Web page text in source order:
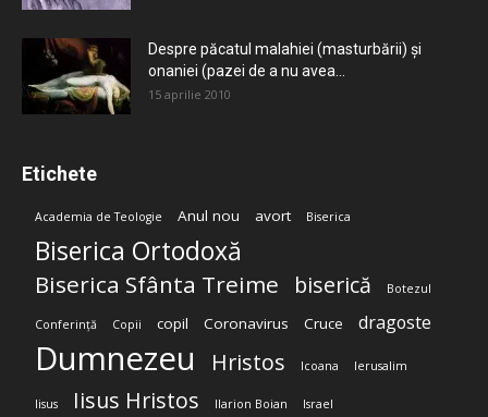
Despre păcatul malahiei (masturbării) şi
onaniei (pazei de a nu avea...
15 aprilie 2010
Etichete
Academia de Teologie Anul nou avort Biserica
Biserica Ortodoxă
Biserica Sfânta Treime biserică Botezul
Conferință Copii copil Coronavirus Cruce dragoste
Dumnezeu Hristos Icoana Ierusalim
Iisus Iisus Hristos Ilarion Boian Israel